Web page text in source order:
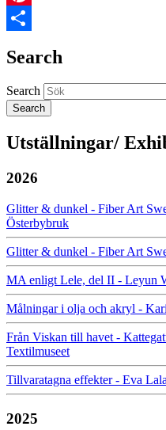
Pinterest
Search
Search
Utställningar/
2026
Glitter & dunkel - Fiber Art
Österbybruk
Glitter & dunkel - Fiber Art
MA enligt Lele, del II - Leyun
Målningar i olja och akryl -
Från Viskan till havet -
Textilmuseet
Tillvaratagna effekter - Eva
2025